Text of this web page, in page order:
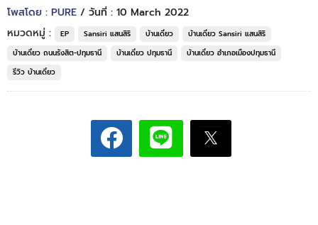
โพสโดย : PURE / วันที่ : 10 March 2022
หมวดหมู่ :
EP Sansiri แสนสิริ บ้านเดี่ยว
บ้านเดี่ยว Sansiri แสนสิริ
บ้านเดี่ยว ถนนรังสิต-ปทุมธานี
บ้านเดี่ยว ปทุมธานี
บ้านเดี่ยว อำเภอเมืองปทุมธานี
รีวิว บ้านเดี่ยว